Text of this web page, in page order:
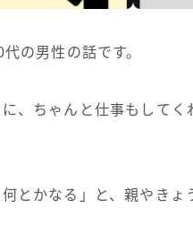
の男性の話です。
、ちゃんと仕事もしてく
とかなる」と、親やきょ